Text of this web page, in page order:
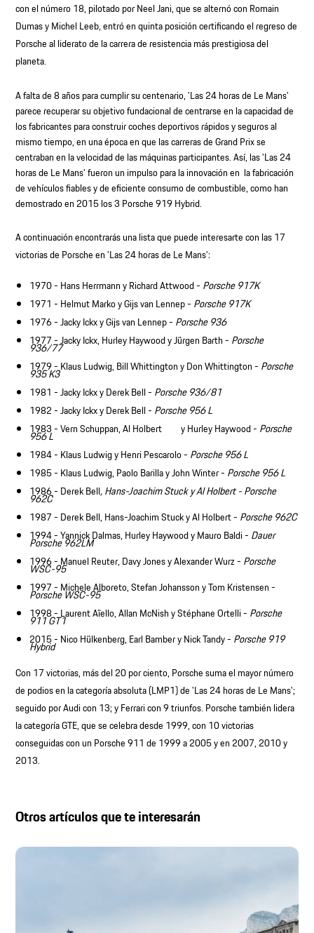
con el número 18, pilotado por Neel Jani, que se alternó con Romain
Dumas y Michel Leeb, entró en quinta posición certificando el regreso de
Porsche al liderato de la carrera de resistencia más prestigiosa del
planeta.
A falta de 8 años para cumplir su centenario, 'Las 24 horas de Le Mans'
parece recuperar su objetivo fundacional de centrarse en la capacidad de
los fabricantes para construir coches deportivos rápidos y seguros al
mismo tiempo, en una época en que las carreras de Grand Prix se
centraban en la velocidad de las máquinas participantes. Así, las 'Las 24
horas de Le Mans' fueron un impulso para la innovación en la fabricación
de vehículos fiables y de eficiente consumo de combustible, como han
demostrado en 2015 los 3 Porsche 919 Hybrid.
A continuación encontrarás una lista que puede interesarte con las 17
victorias de Porsche en 'Las 24 horas de Le Mans':
1970 - Hans Herrmann y Richard Attwood - Porsche 917K
1971 - Helmut Marko y Gijs van Lennep - Porsche 917K
1976 - Jacky Ickx y Gijs van Lennep - Porsche 936
1977 - Jacky Ickx, Hurley Haywood y Jürgen Barth - Porsche
936/77
1979 - Klaus Ludwig, Bill Whittington y Don Whittington - Porsche
935 K3
1981 - Jacky Ickx y Derek Bell - Porsche 936/81
1982 - Jacky Ickx y Derek Bell - Porsche 956 L
1983 - Vern Schuppan, Al Holbert y Hurley Haywood - Porsche
956 L
1984 - Klaus Ludwig y Henri Pescarolo - Porsche 956 L
1985 - Klaus Ludwig, Paolo Barilla y John Winter - Porsche 956 L
1986 - Derek Bell, Hans-Joachim Stuck y Al Holbert - Porsche
962C
1987 - Derek Bell, Hans-Joachim Stuck y Al Holbert - Porsche 962C
1994 - Yannick Dalmas, Hurley Haywood y Mauro Baldi - Dauer
Porsche 962LM
1996 - Manuel Reuter, Davy Jones y Alexander Wurz - Porsche
WSC-95
1997 - Michele Alboreto, Stefan Johansson y Tom Kristensen -
Porsche WSC-95
1998 - Laurent Aïello, Allan McNish y Stéphane Ortelli - Porsche
911 GT1
2015 - Nico Hülkenberg, Earl Bamber y Nick Tandy - Porsche 919
Hybrid
Con 17 victorias, más del 20 por ciento, Porsche suma el mayor número
de podios en la categoría absoluta (LMP1) de 'Las 24 horas de Le Mans';
seguido por Audi con 13; y Ferrari con 9 triunfos. Porsche también lidera
la categoría GTE, que se celebra desde 1999, con 10 victorias
conseguidas con un Porsche 911 de 1999 a 2005 y en 2007, 2010 y
2013.
Otros artículos que te interesarán